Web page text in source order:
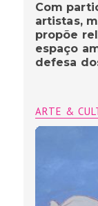
Com
artistas,
propõe
espaço
defesa
ARTE &